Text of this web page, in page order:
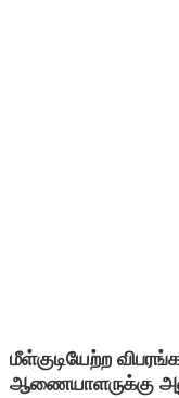
மீள்குடியேற்ற
ஆணையாளருக்கு